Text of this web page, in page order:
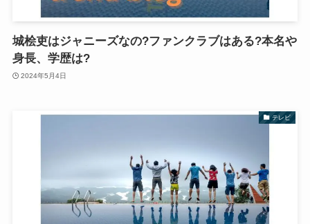
城桧吏はジャニーズなの?ファンクラブはある?本名や
身長、学歴は?
2024年5月4日
テレビ